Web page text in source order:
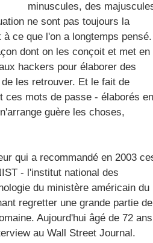
minuscules, des
ne sont pas toujours la
ce que l'on a longtemps pensé.
dont on les conçoit et met en
hackers pour élaborer des
les retrouver. Et le fait de
ces mots de passe - élaborés en
guère les choses,
qui a recommandé en 2003
- l'institut national des
du ministère américain du
regretter une grande partie de
Aujourd'hui âgé de 72
au Wall Street Journal.